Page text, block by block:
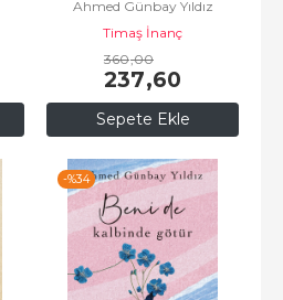
Sepete Ekle
Ahmed Günbay Yıldız
Timaş İnanç
360,00
237,60
-%34